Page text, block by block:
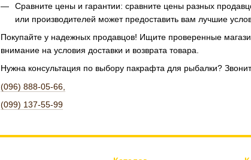
Сравните цены и гарантии: сравните цены разных
или производителей может предоставить вам лучшие
Покупайте у надежных продавцов! Ищите проверенные
внимание на условия доставки и возврата товара.
Нужна консультация по выбору пакрафта для рыбалки?
(096) 888-05-66,
(099) 137-55-99